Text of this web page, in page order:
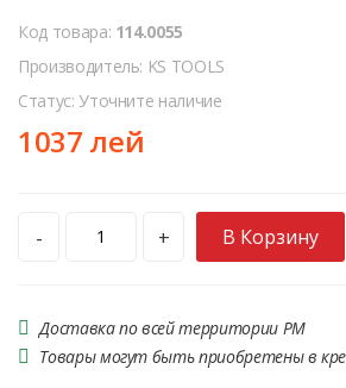
Код товара: 114.0055
Производитель: KS TOOLS
Статус: Уточните наличие
1037 лей
- + В Корзину
Доставка по всей территории РМ
Товары могут быть приобретены в